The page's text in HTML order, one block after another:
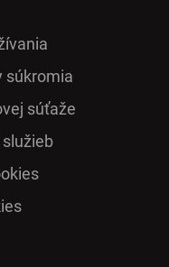
súkromia
sú­ťaže